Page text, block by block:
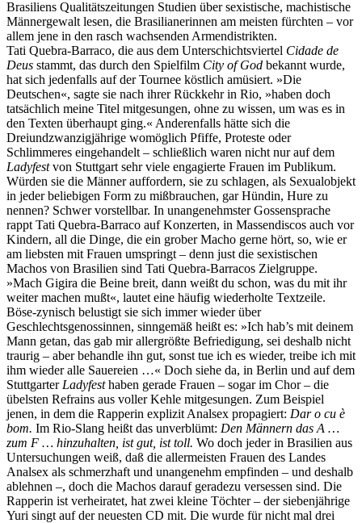
Brasiliens Qualitätszeitungen Studien über sexistische, machistische
Männergewalt lesen, die Brasilianerinnen am meisten fürchten – vor
allem jene in den rasch wachsenden Armendistrikten.
Tati Quebra-Barraco, die aus dem Unterschichtsviertel Cidade de
Deus stammt, das durch den Spielfilm City of God bekannt wurde,
hat sich jedenfalls auf der Tournee köstlich amüsiert. »Die
Deutschen«, sagte sie nach ihrer Rückkehr in Rio, »haben doch
tatsächlich meine Titel mitgesungen, ohne zu wissen, um was es in
den Texten überhaupt ging.« Anderenfalls hätte sich die
Dreiundzwanzigjährige womöglich Pfiffe, Proteste oder
Schlimmeres eingehandelt – schließlich waren nicht nur auf dem
Ladyfestvon Stuttgart sehr viele engagierte Frauen im Publikum.
Würden sie die Männer auffordern, sie zu schlagen, als Sexualobjekt
in jeder beliebigen Form zu mißbrauchen, gar Hündin, Hure zu
nennen? Schwer vorstellbar. In unangenehmster Gossensprache
rappt Tati Quebra-Barraco auf Konzerten, in Massendiscos auch vor
Kindern, all die Dinge, die ein grober Macho gerne hört, so, wie er
am liebsten mit Frauen umspringt – denn just die sexistischen
Machos von Brasilien sind Tati Quebra-Barracos Zielgruppe.
»Mach Gigira die Beine breit, dann weißt du schon, was du mit ihr
weiter machen mußt«, lautet eine häufig wiederholte Textzeile.
Böse-zynisch belustigt sie sich immer wieder über
Geschlechtsgenossinnen, sinngemäß heißt es: »Ich hab’s mit deinem
Mann getan, das gab mir allergrößte Befriedigung, sei deshalb nicht
traurig – aber behandle ihn gut, sonst tue ich es wieder, treibe ich mit
ihm wieder alle Sauereien …« Doch siehe da, in Berlin und auf dem
Stuttgarter Ladyfesthaben gerade Frauen – sogar im Chor – die
übelsten Refrains aus voller Kehle mitgesungen. Zum Beispiel
jenen, in dem die Rapperin explizit Analsex propagiert: Dar o cu è
bom. Im Rio-Slang heißt das unverblümt: Den Männern das A …
zum F … hinzuhalten, ist gut, ist toll. Wo doch jeder in Brasilien aus
Untersuchungen weiß, daß die allermeisten Frauen des Landes
Analsex als schmerzhaft und unangenehm empfinden – und deshalb
ablehnen –, doch die Machos darauf geradezu versessen sind. Die
Rapperin ist verheiratet, hat zwei kleine Töchter – der siebenjährige
Yuri singt auf der neuesten CD mit. Die wurde für nicht mal drei